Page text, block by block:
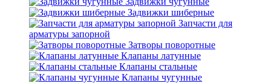
Задвижки шиберные
Запчасти для
арматуры запорной
Затворы поворотные
Клапаны латунные
Клапаны стальные
Клапаны чугунные